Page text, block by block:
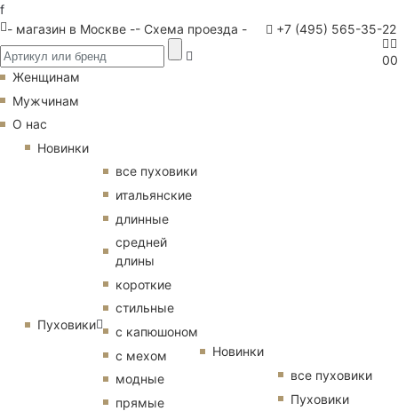
f
- магазин в Москве -- Схема проезда - +7 (495) 565-35-22
00
Женщинам
Мужчинам
О нас
Новинки
Пуховики
все пуховики
итальянские
длинные
средней
длины
короткие
стильные
с капюшоном
с мехом
модные
прямые
Новинки
все пуховики
Пуховики